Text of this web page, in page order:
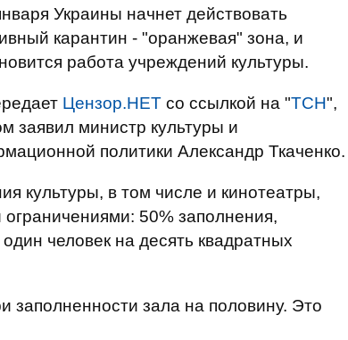
Украины начнет действовать
карантин - "оранжевая" зона, и
работа учреждений культуры.
Цензор.НЕТ со ссылкой на "ТСН",
заявил министр культуры и
политики Александр Ткаченко.
культуры, в том числе и кинотеатры,
50% заполнения,
человек на десять квадратных
заполненности зала на половину. Это